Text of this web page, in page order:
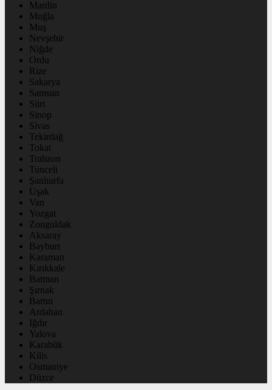
Mardin
Muğla
Muş
Nevşehir
Niğde
Ordu
Rize
Sakarya
Samsun
Siirt
Sinop
Sivas
Tekirdağ
Tokat
Trabzon
Tunceli
Şanlıurfa
Uşak
Van
Yozgat
Zonguldak
Aksaray
Bayburt
Karaman
Kırıkkale
Batman
Şırnak
Bartın
Ardahan
Iğdır
Yalova
Karabük
Kilis
Osmaniye
Düzce